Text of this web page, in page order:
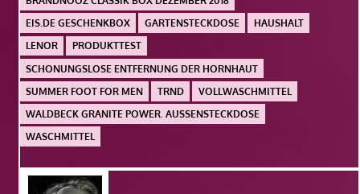
EIS.DE GESCHENKBOX
GARTENSTECKDOSE
HAUSHALT
LENOR
PRODUKTTEST
SCHONUNGSLOSE ENTFERNUNG DER HORNHAUT
SUMMER FOOT FOR MEN
TRND
VOLLWASCHMITTEL
WALDBECK GRANITE POWER. AUSSENSTECKDOSE
WASCHMITTEL